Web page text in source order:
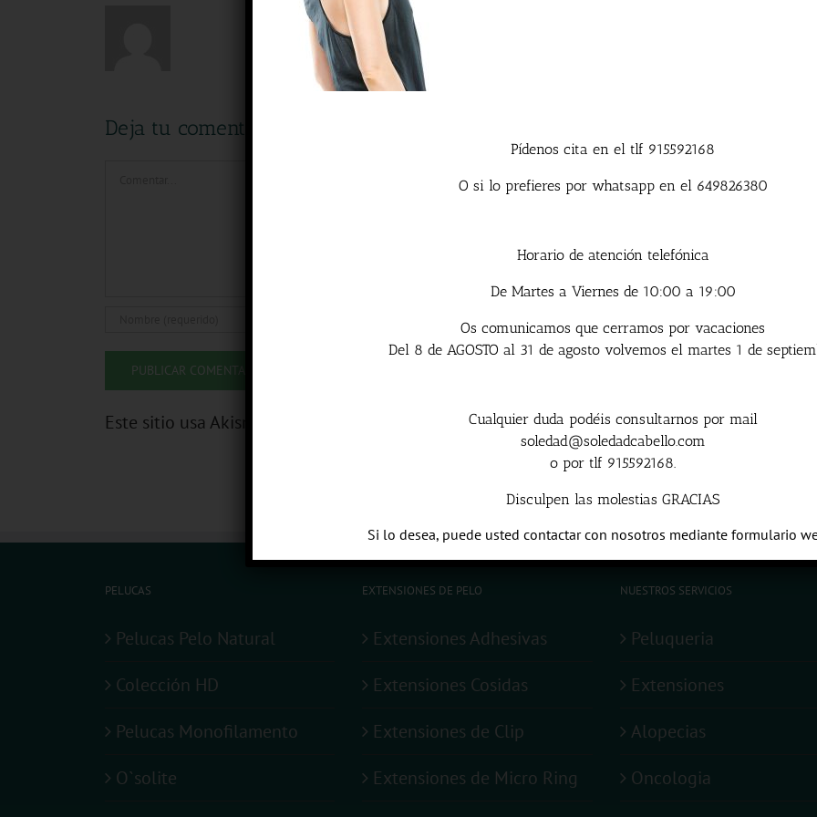
Deja tu comentario
Este sitio usa Akismet para reducir el spam. Aprende cómo se procesan los datos de tus
PELUCAS
Pelucas Pelo Natural
Colección HD
Pelucas Monofilamento
O`solite
EXTENSIONES DE PELO
Extensiones Adhesivas
Extensiones Cosidas
Extensiones de Clip
Extensiones de Micro Ring
NUESTROS SERVICIOS
Peluqueria
Extensiones
Alopecias
Oncologia
Este sitio web utiliza cookies para mejorar su experiencia. Asumiremos
deseas.
Leer Mas
Pídenos cita en el tlf 915592168
O si lo prefieres por whatsapp en el 649826380
Horario de atención telefónica
De Martes a Viernes de 10:00 a 19:00
Os comunicamos que cerramos por vacaciones
Del 8 de AGOSTO al 31 de agosto volvemos el martes 1 de
Cualquier duda podéis consultarnos por mail
soledad@soledadcabello.com
o por tlf 915592168.
Disculpen las molestias GRACIAS
Si lo desea, puede usted contactar con nosotros mediante formulario